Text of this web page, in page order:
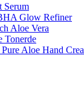
Serum
Glow Refiner
Aloe Vera
Tonerde
Aloe Hand